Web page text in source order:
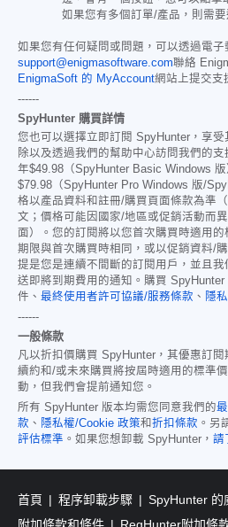
如果您有多個訂單/產品，則需要
如果您有任何疑問或問題，可以透過電子
support@enigmasoftware.com聯絡
EnigmaSoft 的 MyAccount網站上提交支
------
SpyHunter 購買詳情
您也可以選擇立即訂閱 SpyHunter，享
除以及透過我們的幫助中心訪問我們的
年$49.98 （SpyHunter Basic Windows
$79.98 （SpyHunter Pro Windows 版/
格以產品資料和註冊/購買頁面條款為準
文；價格可能因國家/地區或促銷活動而
面）。您的訂閱將以您首次購買時適用的
期限與首次購買時相同，或以促銷資料/
提是您是連續不間斷的訂閱用戶，並且
送即將到期費用的通知。購買
件、 最終使用者許可協議/服務條款 、 隱
------
一般條款
凡以折扣價購買 SpyHunter，其優惠訂
續約和/或未來購買將按屆時適用的標準
動，但我們會提前通知您。
所有 SpyHunter 版本均需您同意我們的
款 、 隱私權/Cookie 政策和折扣條款 。另
評估標準 。如果您想卸載 SpyHunter， 請
首頁 程序卸載步驟 SpyHunter 的